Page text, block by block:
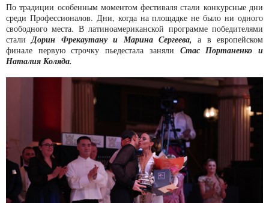
По традиции особенным моментом фестиваля стали конкурсные дни
среди Профессионалов. Дни, когда на площадке не было ни одного
свободного места. В латиноамериканской программе победителями
стали Дорин Фрекаутану и Марина Сергеева, а в европейском
финале первую строчку пьедестала заняли Стас Портаненко и
Наталия Коляда.